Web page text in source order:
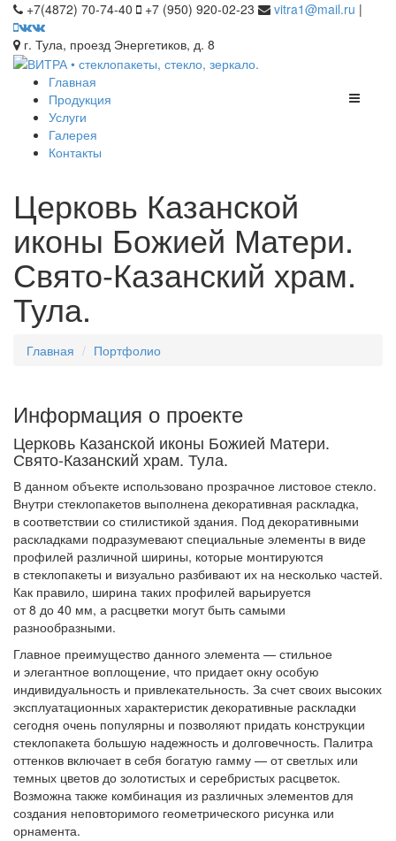
+7(4872) 70-74-40 +7 (950) 920-02-23 vitra1@mail.ru |
г. Тула, проезд Энергетиков, д. 8
Главная
Продукция
Услуги
Галерея
Контакты
Церковь Казанской
иконы Божией Матери.
Свято-Казанский храм.
Тула.
Главная Портфолио
Информация о проекте
Церковь Казанской иконы Божией Матери.
Свято-Казанский храм. Тула.
В данном объекте использовано прозрачное листовое стекло.
Внутри стеклопакетов выполнена декоративная раскладка,
в соответствии со стилистикой здания. Под декоративными
раскладками подразумевают специальные элементы в виде
профилей различной ширины, которые монтируются
в стеклопакеты и визуально разбивают их на несколько частей.
Как правило, ширина таких профилей варьируется
от 8 до 40 мм, а расцветки могут быть самыми
разнообразными.
Главное преимущество данного элемента — стильное
и элегантное воплощение, что придает окну особую
индивидуальность и привлекательность. За счет своих высоких
эксплуатационных характеристик декоративные раскладки
сегодня очень популярны и позволяют придать конструкции
стеклопакета большую надежность и долговечность. Палитра
оттенков включает в себя богатую гамму — от светлых или
темных цветов до золотистых и серебристых расцветок.
Возможна также комбинация из различных элементов для
создания неповторимого геометрического рисунка или
орнамента.